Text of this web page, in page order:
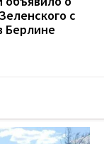
с
Берлине